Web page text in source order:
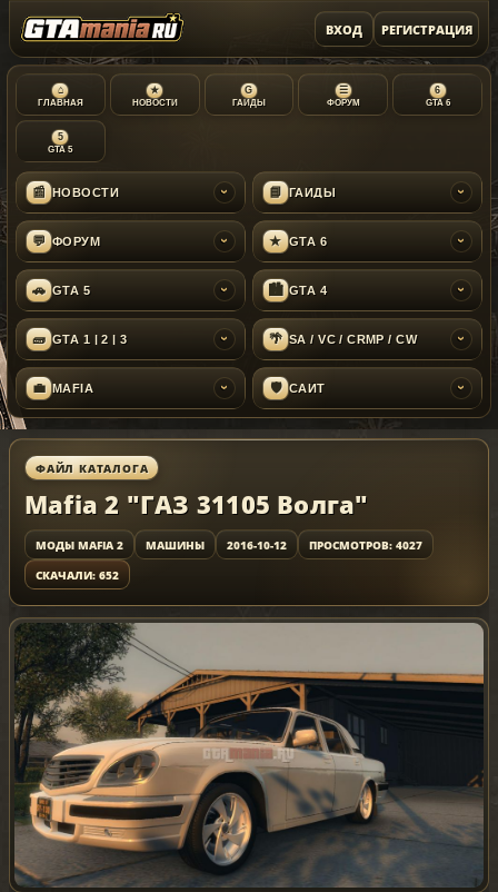
ВХОД РЕГИСТРАЦИЯ
⌂
ГЛАВНАЯ
★
НОВОСТИ
G
ГАЙДЫ
☰
ФОРУМ
6
GTA 6
5
GTA 5
📰 НОВОСТИ › 📘 ГАЙДЫ ›
💬 ФОРУМ › ★ GTA 6 ›
🚗 GTA 5 › 🏙 GTA 4 ›
🧱 GTA 1 | 2 | 3 › 🌴 SA / VC / CRMP / CW ›
💼 MAFIA › 🛡 САЙТ ›
ФАЙЛ КАТАЛОГА
Mafia 2 "ГАЗ 31105 Волга"
МОДЫ MAFIA 2 МАШИНЫ 2016-10-12
ПРОСМОТРОВ: 4027
СКАЧАЛИ: 652